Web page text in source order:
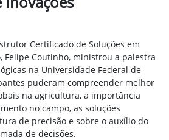
Certificado de Soluções em
Felipe Coutinho, ministrou a palestra
na Universidade Federal de
puderam compreender melhor
na agricultura, a importância
no campo, as soluções
de precisão e sobre o auxílio do
de decisões.